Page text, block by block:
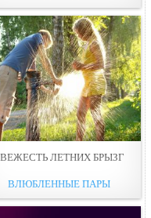
ЛЕТНИХ БРЫЗГ
ВЛЮБЛЕННЫЕ ПАРЫ